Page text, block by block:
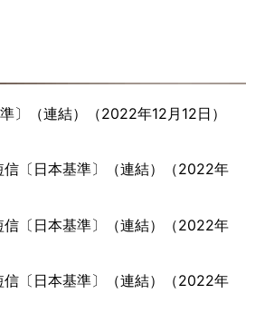
〕（連結）（2022年12月12日）
〔日本基準〕（連結）（2022年
〔日本基準〕（連結）（2022年
〔日本基準〕（連結）（2022年